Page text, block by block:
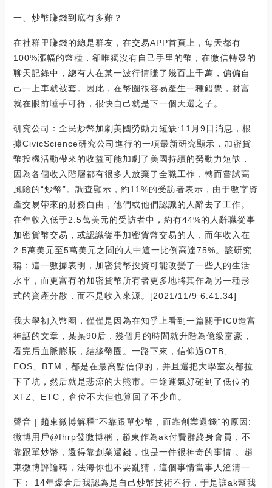
一、炒幣賺錢到底有多難？
在社群里賺錢的總是群友，在交易APP首頁上，每天都有
100%漲幅的幣種，卻唯獨沒有自己手里的幣，在微信轉發的
聊天記錄中，總有人在某一波行情賺了幾百上千萬，偏偏自
己一上車就被套。因此，在幣圈很容易產生一種錯覺，財富
就在眼前唾手可得，很快自己就是下一個天選之子。
研究公司：全民炒幣加劇美國勞動力短缺:11月9日消息，根
據CivicScience研究公司進行的一項最新研究顯示，加密貨
幣投機活動帶來的收益可能加劇了美國持續的勞動力短缺，
因為各個收入階層都有很多人放棄了全職工作，轉而嘗試高
風險的“炒幣”。調查顯示，約11%的受訪者表示，由于數字資
產交易帶來的財務自由，他們或他們認識的人辭去了工作。
在年收入低于2.5萬美元的受訪者中，約有44%的人辭職從事
加密貨幣交易，或認識從事加密貨幣交易的人，而年收入在
2.5萬美元至5萬美元之間的人中這一比例高達75%。該研究
稱：這一數據表明，加密貨幣投資可能改變了一些人的生活
水平，而更富有的加密貨幣所有者更多地將其作為另一種形
式的資產分散，而不是收入來源。[2021/11/9 6:41:34]
我大學初入幣圈，僅僅是因為在知乎上看到一篇關于IC0造富
神話的文章，某某90后，幾個月的時間就升階為億級富豪，
看完后血脈膨脹，結緣幣圈。一路下來，信仰過OTB、
EOS、BTM，都是在最高點信仰的，并且還把大學室友都拉
下了坑，然后就是悲涼的大熊市。中途運氣好碰到了低位的
XTZ、ETC，倉位不大但也算回了不少血。
聲音 | 趙東微博解釋“不靠跟單炒幣，而靠創業還錢”的原因:
微博用戶@fhrp發微博稱，趙東作為ak付費群終身會員，不
靠跟單炒幣，還得靠創業還錢，也是一件很神奇的事情 。趙
東微博評論稱，法海你也不要亂猜，這個事情當事人澄清一
下： 14年爆倉后我認為是自己炒幣技術不行，于是讓ak幫我